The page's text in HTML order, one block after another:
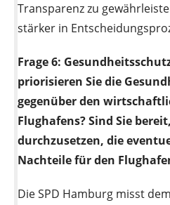
Transparenz zu
stärker in
Frage 6:
priorisieren Sie die
gegenüber den
Flughafens? Sind Sie
durchzusetzen, die
Nachteile für den
Die SPD Hamburg misst